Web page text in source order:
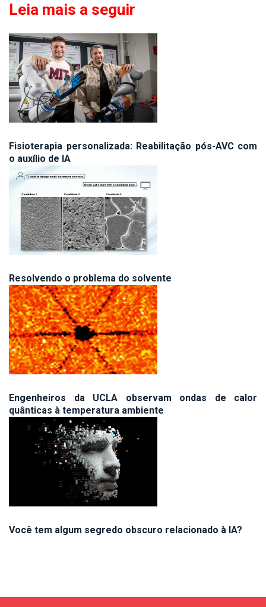
Leia mais a seguir
Fisioterapia personalizada: Reabilitação pós-AVC com
o auxílio de IA
Resolvendo o problema do solvente
Engenheiros da UCLA observam ondas de calor
quânticas à temperatura ambiente
Você tem algum segredo obscuro relacionado à IA?